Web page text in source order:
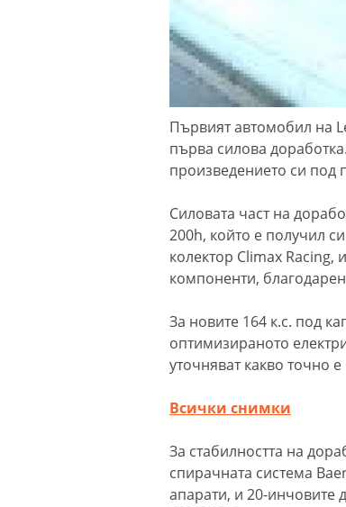
Първият автомобил на
първа силова
произведението си под
Силовата част на
200h, който е получил
колектор Climax Racing,
компоненти,
За новите 164 к.с. под
оптимизираното
уточняват какво точно
Всички снимки
За стабилността на
спирачната система
апарати, и 20-инчовите